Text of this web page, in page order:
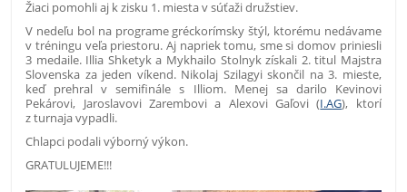
Žiaci pomohli aj k zisku 1. miesta v súťaži družstiev.
V nedeľu bol na programe gréckorímsky štýl, ktorému nedávame
v tréningu veľa priestoru. Aj napriek tomu, sme si domov priniesli
3 medaile. Illia Shketyk a Mykhailo Stolnyk získali 2. titul Majstra
Slovenska za jeden víkend. Nikolaj Szilagyi skončil na 3. mieste,
keď prehral v semifinále s Illiom. Menej sa darilo Kevinovi
Pekárovi, Jaroslavovi Zarembovi a Alexovi Gaľovi (I.AG), ktorí
z turnaja vypadli.
Chlapci podali výborný výkon.
GRATULUJEME!!!